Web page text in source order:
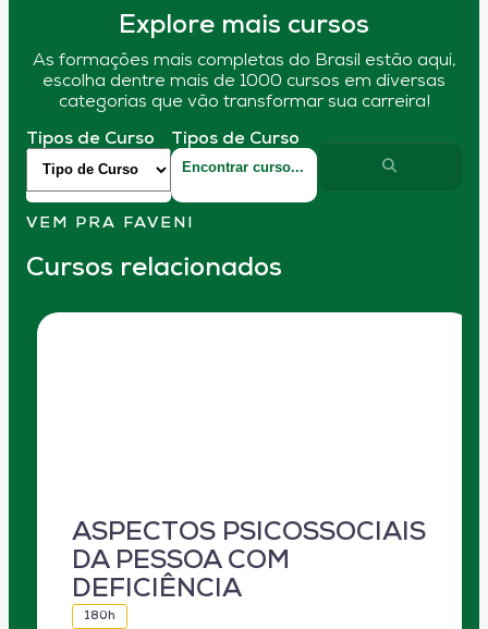
Explore mais cursos
As formações mais completas do Brasil estão aqui,
escolha dentre mais de 1000 cursos em diversas
categorias que vão transformar sua carreira!
Tipos de Curso Tipos de Curso
VEM PRA FAVENI
Cursos relacionados
ASPECTOS PSICOSSOCIAIS
DA PESSOA COM
DEFICIÊNCIA
180h